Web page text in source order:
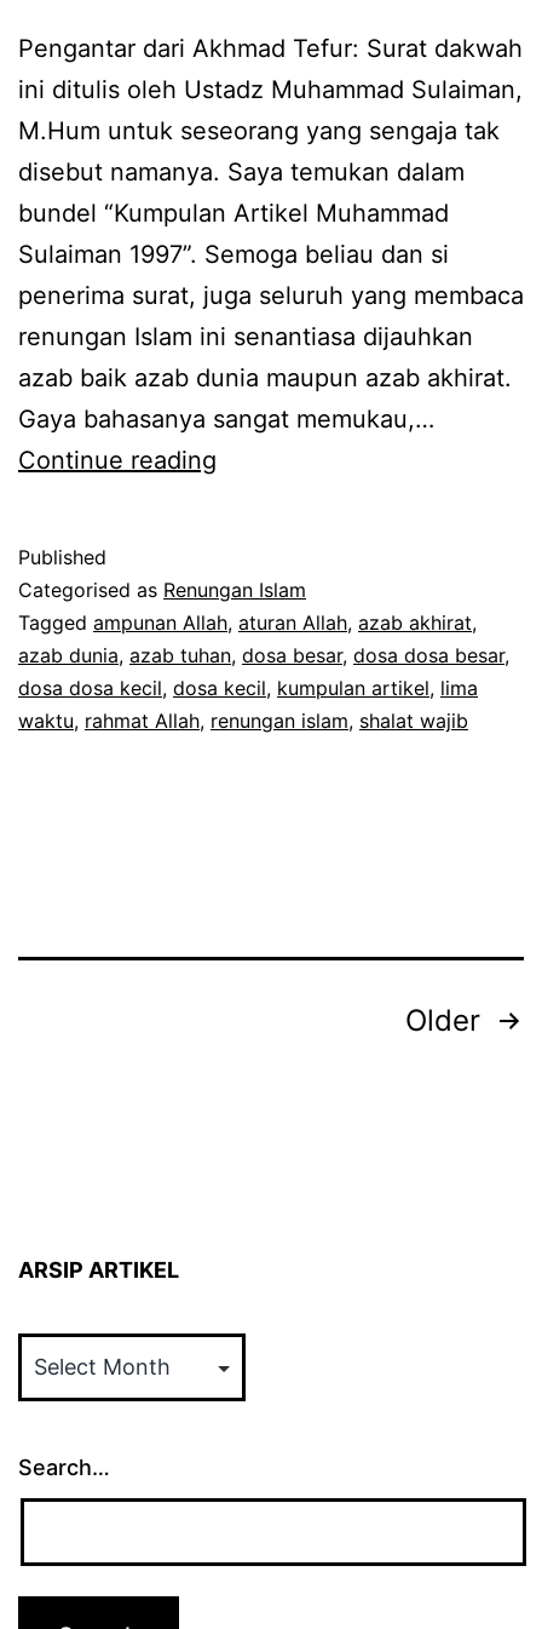
Pengantar dari Akhmad Tefur: Surat dakwah
ini ditulis oleh Ustadz Muhammad Sulaiman,
M.Hum untuk seseorang yang sengaja tak
disebut namanya. Saya temukan dalam
bundel “Kumpulan Artikel Muhammad
Sulaiman 1997”. Semoga beliau dan si
penerima surat, juga seluruh yang membaca
renungan Islam ini senantiasa dijauhkan
azab baik azab dunia maupun azab akhirat.
Gaya bahasanya sangat memukau,…
Continue reading
Sulaiman
Published
Categorised as Renungan Islam
Tagged ampunan Allah, aturan Allah, azab akhirat,
azab dunia, azab tuhan, dosa besar, dosa dosa besar,
dosa dosa kecil, dosa kecil, kumpulan artikel, lima
waktu, rahmat Allah, renungan islam, shalat wajib
Older
ARSIP ARTIKEL
ARTIKEL
Search…